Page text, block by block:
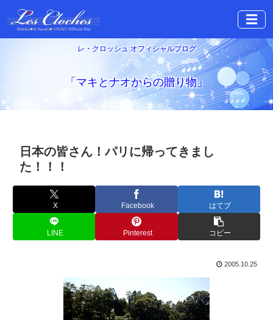
☰
レ・クロッシュ オフィシャルブログ
「マキとナオからの贈り物」
日本の皆さん！パリに帰ってきまし
た！！！
X Facebook はてブ
LINE Pinterest コピー
2005.10.25